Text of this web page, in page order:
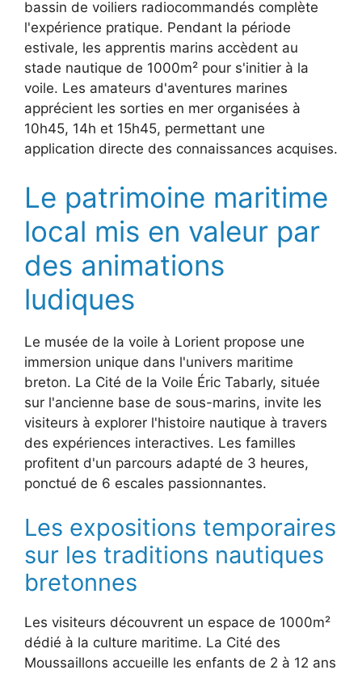
bassin de voiliers radiocommandés complète
l'expérience pratique. Pendant la période
estivale, les apprentis marins accèdent au
stade nautique de 1000m² pour s'initier à la
voile. Les amateurs d'aventures marines
apprécient les sorties en mer organisées à
10h45, 14h et 15h45, permettant une
application directe des connaissances acquises.
Le patrimoine maritime
local mis en valeur par
des animations
ludiques
Le musée de la voile à Lorient propose une
immersion unique dans l'univers maritime
breton. La Cité de la Voile Éric Tabarly, située
sur l'ancienne base de sous-marins, invite les
visiteurs à explorer l'histoire nautique à travers
des expériences interactives. Les familles
profitent d'un parcours adapté de 3 heures,
ponctué de 6 escales passionnantes.
Les expositions temporaires
sur les traditions nautiques
bretonnes
Les visiteurs découvrent un espace de 1000m²
dédié à la culture maritime. La Cité des
Moussaillons accueille les enfants de 2 à 12 ans